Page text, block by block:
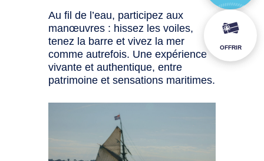
Au fil de l’eau, participez aux
manœuvres : hissez les voiles,
tenez la barre et vivez la mer
comme autrefois. Une expérience
vivante et authentique, entre
patrimoine et sensations maritimes.
OFFRIR